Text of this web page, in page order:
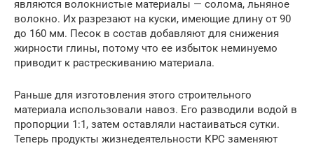
являются волокнистые материалы — солома, льняное
волокно. Их разрезают на куски, имеющие длину от 90
до 160 мм. Песок в состав добавляют для снижения
жирности глины, потому что ее избыток неминуемо
приводит к растрескиванию материала.
Раньше для изготовления этого строительного
материала использовали навоз. Его разводили водой в
пропорции 1:1, затем оставляли настаиваться сутки.
Теперь продукты жизнедеятельности КРС заменяют